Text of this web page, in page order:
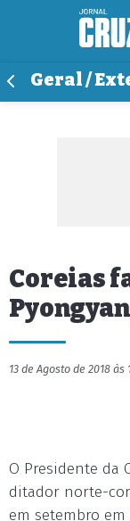
Geral /
Coreias
13 de Agosto de 2018 às
O Presidente da
ditador norte-
em setembro